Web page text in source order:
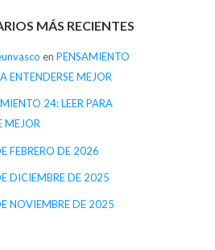
MÁS RECIENTES
en PENSAMIENTO
ENTENDERSE MEJOR
24: LEER PARA
MEJOR
FEBRERO DE 2026
DICIEMBRE DE 2025
NOVIEMBRE DE 2025